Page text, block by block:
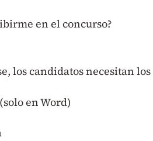
en el concurso?
los candidatos necesitan
en Word)